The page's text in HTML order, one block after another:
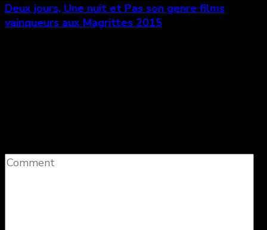
Deux jours, Une nuit et Pas son genre films
vainqueurs aux Magrittes 2015